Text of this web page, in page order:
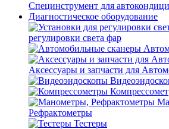
Специнструмент для
Диагностическое оборудование
регулировки света фар
Аксессуары и запчасти для
Рефрактометры
Тестеры